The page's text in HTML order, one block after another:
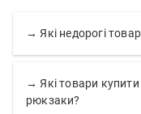
→ Які недорогі
→ Які товари купити
рюкзаки?